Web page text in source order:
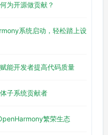
为开源做贡献？
系统启动，轻松踏上设
能开发者提高代码质量
子系统贡献者
繁荣生态